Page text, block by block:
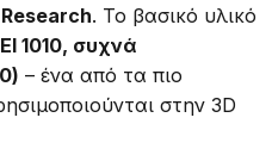
. Το βασικό υλικό
1010, συχνά
– ένα από τα πιο
στην 3D